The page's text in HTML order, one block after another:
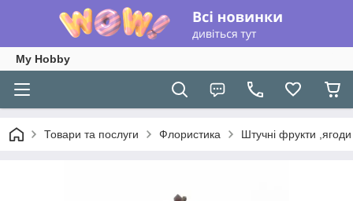
My Hobby
Товари та послуги Флористика Штучні фрукти